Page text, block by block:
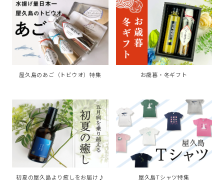
屋久島のあご（トビウオ）特集 お歳暮・冬ギフト
初夏の屋久島より癒しをお届け♪ 屋久島Tシャツ特集